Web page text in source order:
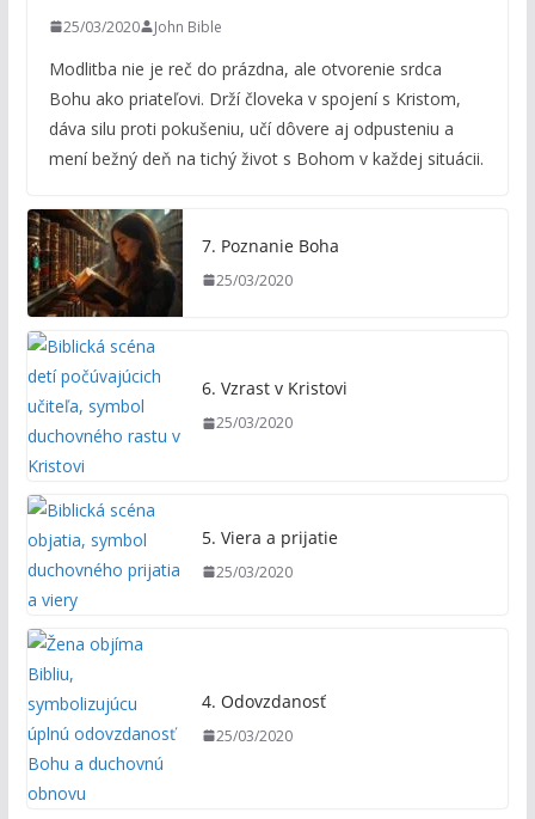
25/03/2020 John Bible
Modlitba nie je reč do prázdna, ale otvorenie srdca
Bohu ako priateľovi. Drží človeka v spojení s Kristom,
dáva silu proti pokušeniu, učí dôvere aj odpusteniu a
mení bežný deň na tichý život s Bohom v každej situácii.
7. Poznanie Boha
25/03/2020
6. Vzrast v Kristovi
25/03/2020
5. Viera a prijatie
25/03/2020
4. Odovzdanosť
25/03/2020